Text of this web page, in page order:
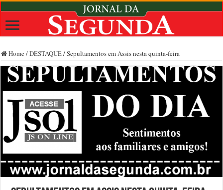
Home /DESTAQUE/Sepultamentos em Assis nesta quinta-feira